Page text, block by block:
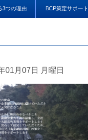
3つの理由 BCP策定サポート
01月07日 月曜日